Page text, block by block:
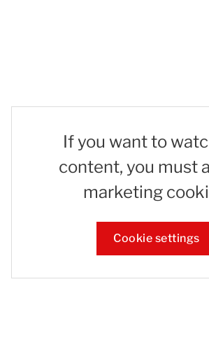
If you want to
content, you must
marketing
Cookie settings